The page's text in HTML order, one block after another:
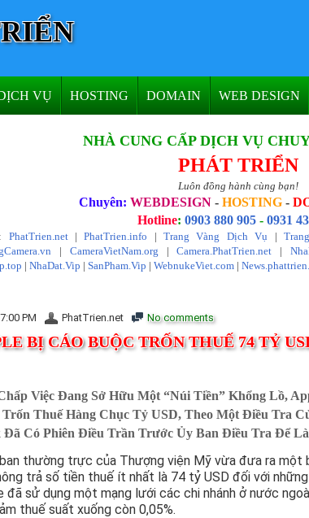
VỤ HOSTING DOMAIN WEB DESIGN
NHÀ CUNG CẤP DỊCH VỤ
PHÁT TRIỂN
Luôn đồng hành cùng bạn!
Chuyên: WEBDESIGN - HOSTING -
Hotline:0903 880 905 -0931
: PhatTrien.net|PhatTrien.info |Trang Vàng Dịch Vụ |
| CameraVietNam.org |Camera.PhatTrien.net |
|NhaDat.Vip |SanPham.Vip |WebnukeViet.com |
PM PhatTrien.net No comments
BỊ CÁO BUỘC TRỐN THUẾ 74 TỶ
Việc Đang Sở Hữu Một “núi Tiền” Khổng Lồ,
Trốn Thuế Hàng Chục Tỷ USD, Theo Một Điều Tra
Đã Có Phiên Điều Trần Trước Ủy Ban Điều Tra Để
thường trực của Thượng viện Mỹ vừa đưa ra một
trả số tiền thuế ít nhất là 74 tỷ USD đối với
đã sử dụng một mạng lưới các chi nhánh ở nước
thuế suất xuống còn 0,05%.